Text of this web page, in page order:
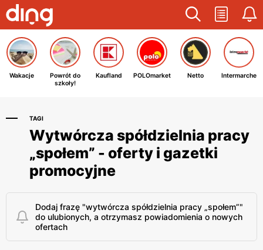
Wakacje
Powrót do
szkoły!
Kaufland POLOmarket Netto Intermarche
TAGI
Wytwórcza spółdzielnia pracy
„społem” - oferty i gazetki
promocyjne
Dodaj frazę "wytwórcza spółdzielnia pracy „społem”"
do ulubionych, a otrzymasz powiadomienia o nowych
ofertach